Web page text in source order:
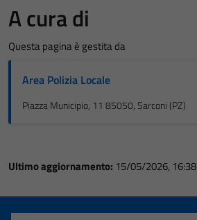
A cura di
Questa pagina è gestita da
Area Polizia Locale
Piazza Municipio, 11 85050, Sarconi (PZ)
Ultimo aggiornamento: 15/05/2026, 16:38